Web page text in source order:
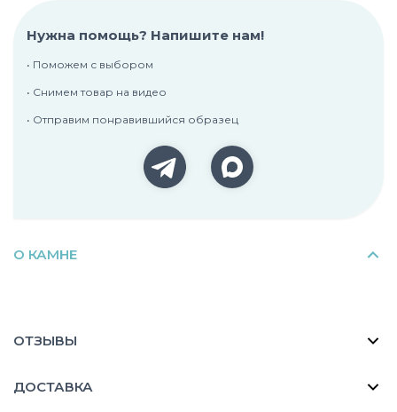
Нужна помощь? Напишите нам!
• Поможем с выбором
• Снимем товар на видео
• Отправим понравившийся образец
О КАМНЕ
ОТЗЫВЫ
ДОСТАВКА